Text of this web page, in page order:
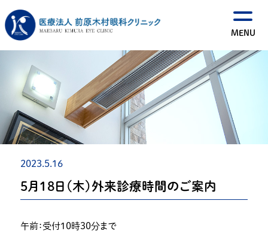
2023.5.16
５月１８日（木）外来診療時間のご案内
午前：受付１０時３０分まで